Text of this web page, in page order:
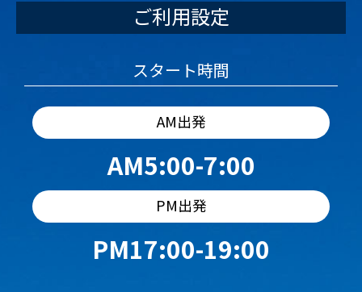
ご利用設定
スタート時間
AM出発
AM5:00-7:00
PM出発
PM17:00-19:00